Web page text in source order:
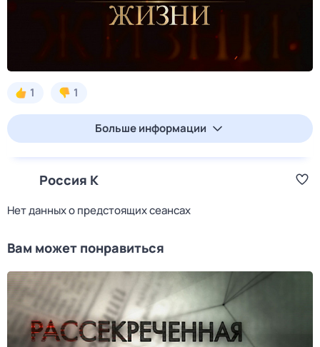
1 1
Больше информации
Россия К
Нет данных о предстоящих сеансах
Вам может понравиться